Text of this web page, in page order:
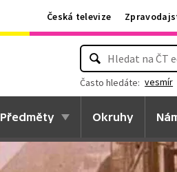
Česká televize
Často hledáte: vesmír
Předměty Okruhy